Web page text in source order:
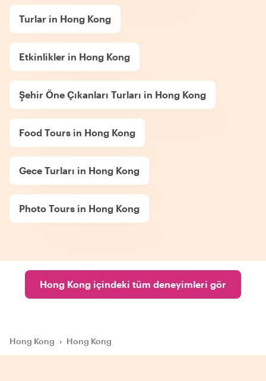
Turlar in Hong Kong
Etkinlikler in Hong Kong
Şehir Öne Çıkanları Turları in Hong Kong
Food Tours in Hong Kong
Gece Turları in Hong Kong
Photo Tours in Hong Kong
Hong Kong içindeki tüm deneyimleri gör
Hong Kong › Hong Kong